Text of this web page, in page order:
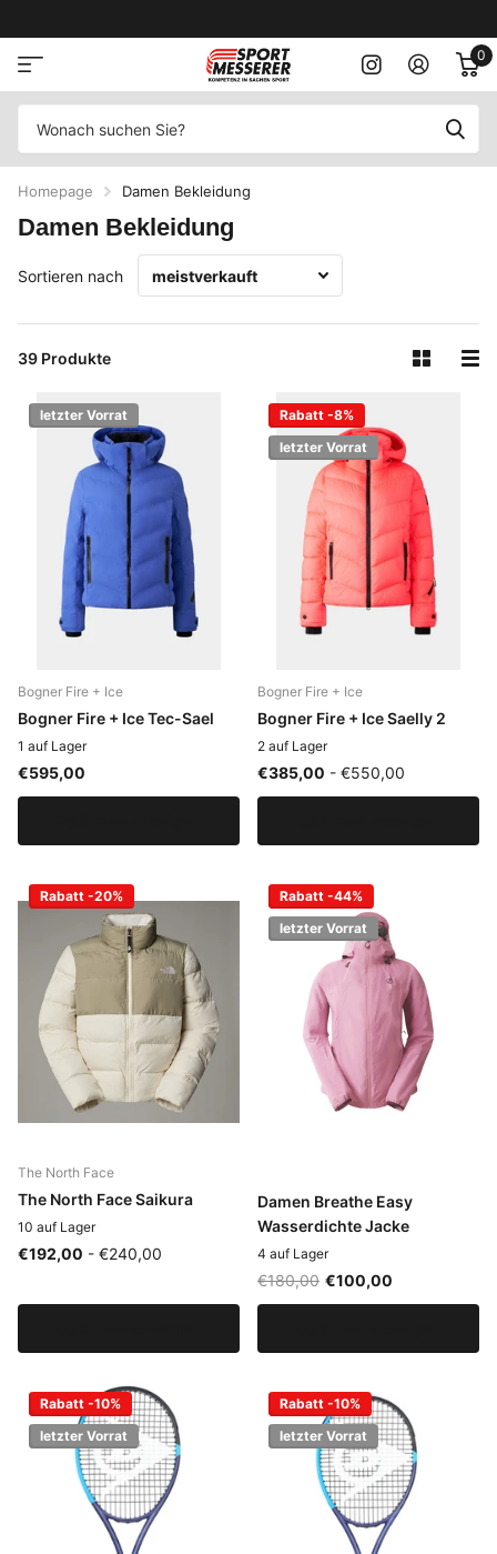
0
Homepage Damen Bekleidung
Damen Bekleidung
39 Produkte
Sortieren nach
letzter Vorrat
Bogner Fire + Ice
Bogner Fire + Ice Tec-Sael
1 auf Lager
€595,00
Rabatt -8%
letzter Vorrat
Bogner Fire + Ice
Bogner Fire + Ice Saelly 2
2 auf Lager
€385,00 - €550,00
Rabatt -20%
The North Face
The North Face Saikura
10 auf Lager
€192,00 - €240,00
Rabatt -44%
letzter Vorrat
Damen Breathe Easy
Wasserdichte Jacke
4 auf Lager
€180,00 €100,00
Rabatt -10%
letzter Vorrat
Rabatt -10%
letzter Vorrat